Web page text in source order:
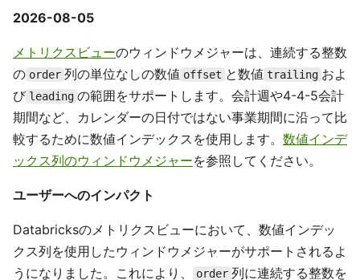
2026-08-05
メトリクスビューのウィンドウメジャーは、連続する整数
の order 列の単位なしの数値 offset と数値 trailing およ
び leading の範囲をサポートします。会計週や4-4-5会計
期間など、カレンダーの日付ではない事業期間に沿って比
較するために数値インデックスを使用します。 数値インデ
ックス列のウィンドウメジャーを参照してください。
ユーザーへのインパクト
Databricksのメトリクスビューにおいて、数値インデッ
クス列を使用したウィンドウメジャーがサポートされるよ
うになりました。これにより、
order 列に連続する整数を